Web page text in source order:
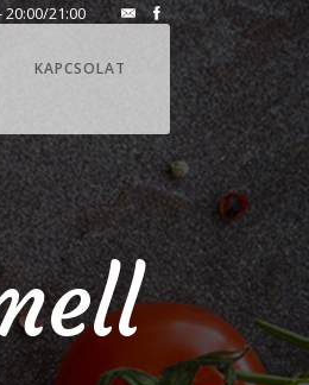
21:00
KAPCSOLAT